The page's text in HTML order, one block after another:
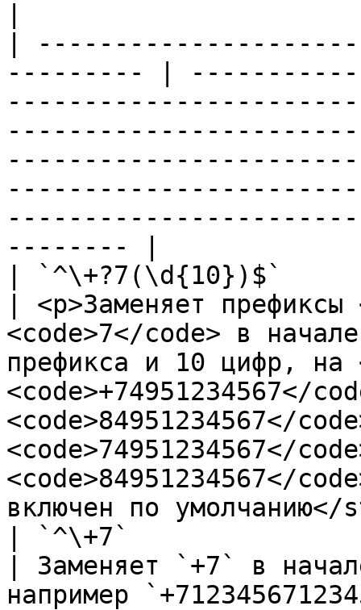
|
--------- |
-------- |
| `^\+?7(\d{10})$`
| <p>Заменяет
<code>7</code> в
префикса и 10 цифр, на
<code>+74951234567</
<code>84951234567</
<code>74951234567</
<code>84951234567</
включен по
| `^\+7`
| Заменяет `+7` в
например